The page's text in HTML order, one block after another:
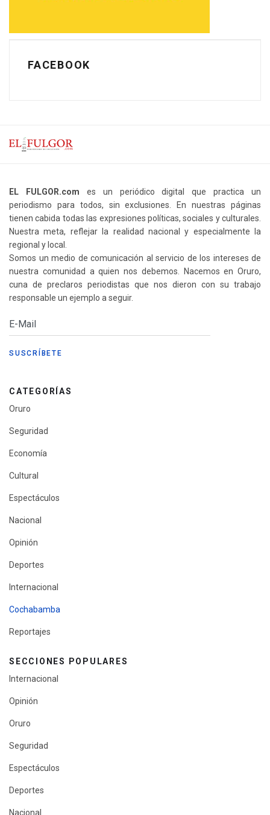
FACEBOOK
EL FULGOR.com es un periódico digital que practica un
periodismo para todos, sin exclusiones. En nuestras páginas
tienen cabida todas las expresiones políticas, sociales y culturales.
Nuestra meta, reflejar la realidad nacional y especialmente la
regional y local.
Somos un medio de comunicación al servicio de los intereses de
nuestra comunidad a quien nos debemos. Nacemos en Oruro,
cuna de preclaros periodistas que nos dieron con su trabajo
responsable un ejemplo a seguir.
CATEGORÍAS
Oruro
Seguridad
Economía
Cultural
Espectáculos
Nacional
Opinión
Deportes
Internacional
Cochabamba
Reportajes
SECCIONES POPULARES
Internacional
Opinión
Oruro
Seguridad
Espectáculos
Deportes
Nacional